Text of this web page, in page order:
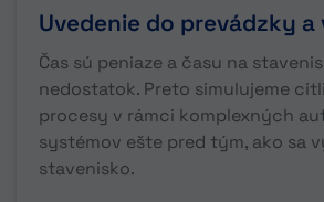
Uvedenie do prevádzky a
Čas sú peniaze a času na
nedostatok. Preto simulujeme
procesy v rámci komplexných
systémov ešte pred tým, ako sa
stavenisko.